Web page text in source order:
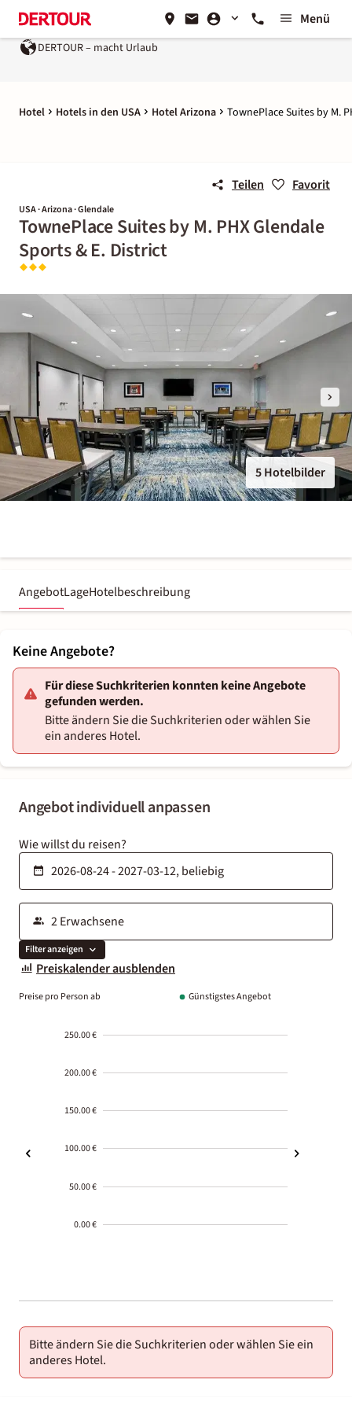
Menü
DERTOUR – macht Urlaub
Hotel Hotels in den USA Hotel Arizona TownePlace Suites by M.
Teilen Favorit
USA · Arizona · Glendale
TownePlace Suites by M. PHX Glendale
Sports & E. District
5 Hotelbilder
AngebotLageHotelbeschreibung
Angebot individuell anpassen
Wie willst du reisen?
Filter anzeigen
Preiskalender ausblenden
Preise pro Person ab Günstigstes Angebot
250.00 €
200.00 €
150.00 €
100.00 €
50.00 €
0.00 €
01-02
Bitte ändern Sie die Suchkriterien oder wählen Sie ein
anderes Hotel.
Keine Angebote?
Für diese Suchkriterien konnten keine Angebote
gefunden werden.
Bitte ändern Sie die Suchkriterien oder wählen Sie
ein anderes Hotel.